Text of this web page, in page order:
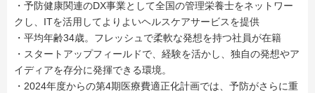
・予防健康関連のDX事業として全国の管理栄養士をネットワー
クし、ITを活用してよりよいヘルスケアサービスを提供
・平均年齢34歳。フレッシュで柔軟な発想を持つ社員が在籍
・スタートアップフィールドで、経験を活かし、独自の発想やア
イディアを存分に発揮できる環境。
・2024年度からの第4期医療費適正化計画では、予防がさらに重